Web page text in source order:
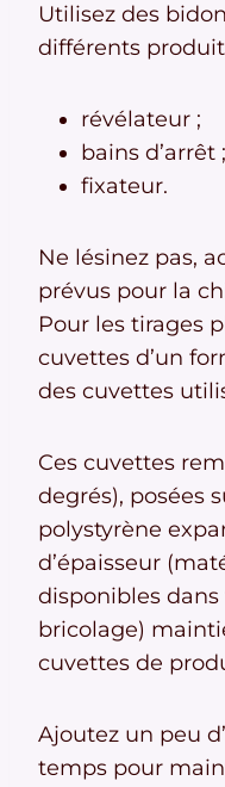
Utilisez des
différents
révélateur ;
bains d’arrêt ;
fixateur.
Ne lésinez pas,
prévus pour la
Pour les tirages
cuvettes d’un
des cuvettes
Ces cuvettes
degrés), posées
polystyrène
d’épaisseur
disponibles
bricolage)
cuvettes de
Ajoutez un peu
temps pour